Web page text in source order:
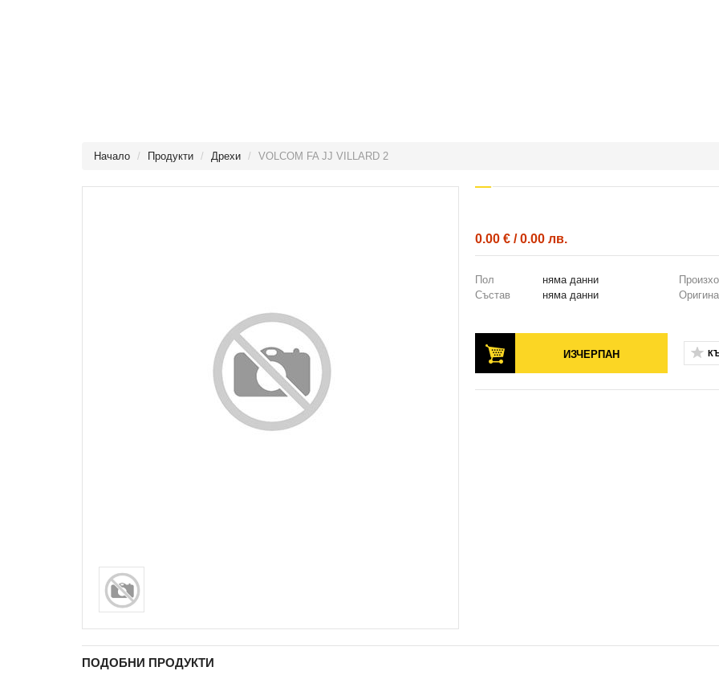
Начало Продукти Дрехи VOLCOM FA JJ VILLARD 2
0.00 € / 0.00 лв.
Пол няма данни
Състав
няма данни
ИЗЧЕРПАН
ПОДОБНИ ПРОДУКТИ